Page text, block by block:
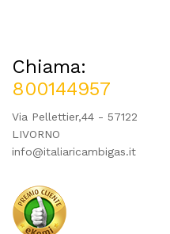
Chiama:
800144957
Via Pellettier,44 - 57122
LIVORNO
info@italiaricambigas.it